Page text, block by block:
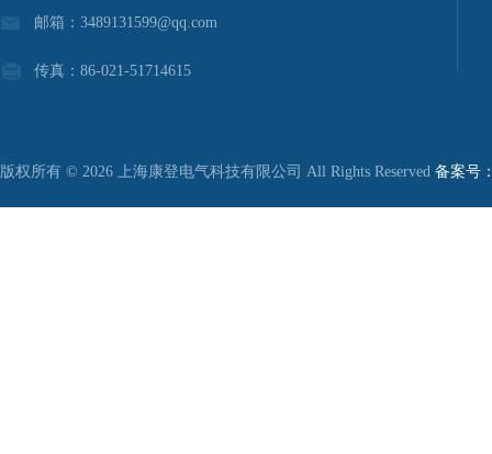
邮箱：3489131599@qq.com
传真：86-021-51714615
版权所有 © 2026 上海康登电气科技有限公司 All Rights Reserved 备案号